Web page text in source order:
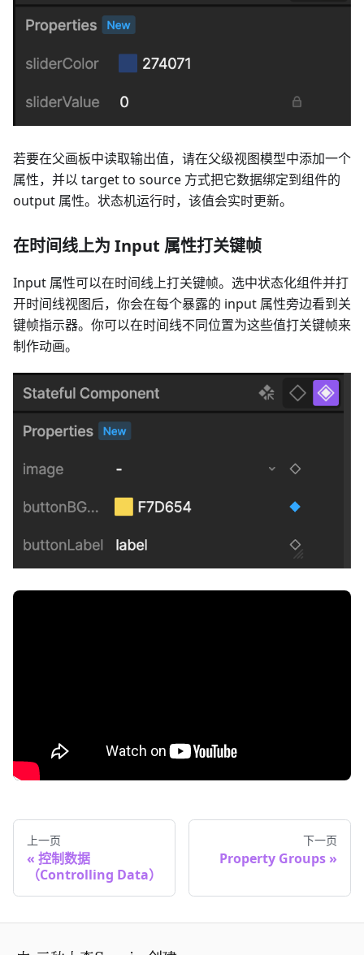
若要在父画板中读取输出值，请在父级视图模型中添加一个
属性，并以 target to source 方式把它数据绑定到组件的
output 属性。状态机运行时，该值会实时更新。
在时间线上为 Input 属性打关键帧
Input 属性可以在时间线上打关键帧。选中状态化组件并打
开时间线视图后，你会在每个暴露的 input 属性旁边看到关
键帧指示器。你可以在时间线不同位置为这些值打关键帧来
制作动画。
上一页
控制数据
（Controlling Data）
下一页
Property Groups